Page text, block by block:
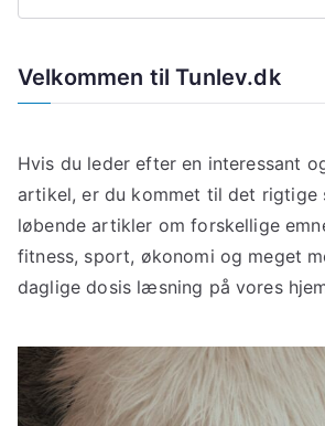
Velkommen til Tunlev.dk
Hvis du leder efter en interessant
artikel, er du kommet til det rigtige
løbende artikler om forskellige
fitness, sport, økonomi og meget
daglige dosis læsning på vores